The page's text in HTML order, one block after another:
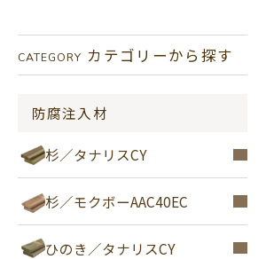
CATEGORY カテゴリーから探す
防腐注入材
杉／タナリスCY
杉／モクボーAAC40EC
ひのき／タナリスCY